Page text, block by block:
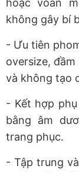
hoặc voan
không gây bí
- Ưu tiên
oversize,
và không tạo
- Kết hợp
bằng âm
trang phục.
- Tập trung